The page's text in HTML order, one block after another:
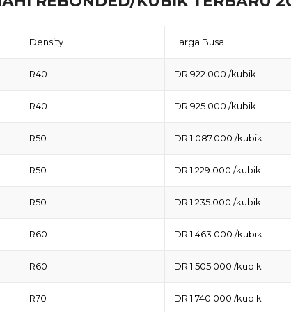
Density Harga Busa
R40 IDR 922.000 /kubik
R40 IDR 925.000 /kubik
R50 IDR 1.087.000 /kubik
R50 IDR 1.229.000 /kubik
R50 IDR 1.235.000 /kubik
R60 IDR 1.463.000 /kubik
R60 IDR 1.505.000 /kubik
R70 IDR 1.740.000 /kubik